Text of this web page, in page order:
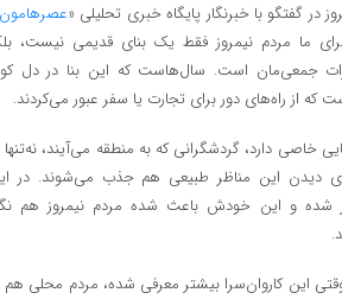
در گفتگو با خبرنگار پایگاه خبری تحلیلی «عصرهامون
ما مردم نیمروز فقط یک بنای قدیمی نیست،
جمعی‌مان است. سال‌هاست که این بنا در دل
از راه‌های دور برای تجارت یا سفر عبور می‌کردند.
خاصی دارد، گردشگرانی که به منطقه می‌آیند، نه‌تنها
دیدن این مناظر طبیعی هم جذب می‌شوند. در
شده و این خودش باعث شده مردم نیمروز هم
این کاروان‌سرا بیشتر معرفی شده، مردم محلی هم